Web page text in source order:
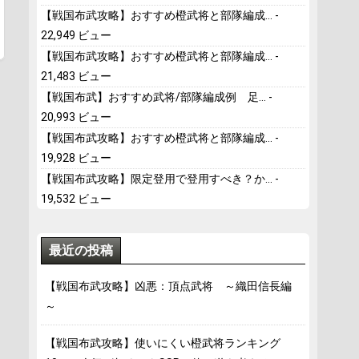
【戦国布武攻略】おすすめ橙武将と部隊編成...
-
22,949 ビュー
【戦国布武攻略】おすすめ橙武将と部隊編成...
-
21,483 ビュー
【戦国布武】おすすめ武将/部隊編成例 足...
-
20,993 ビュー
【戦国布武攻略】おすすめ橙武将と部隊編成...
-
19,928 ビュー
【戦国布武攻略】限定登用で登用すべき？か...
-
19,532 ビュー
最近の投稿
【戦国布武攻略】凶悪：頂点武将 ～織田信長編
～
【戦国布武攻略】使いにくい橙武将ランキング